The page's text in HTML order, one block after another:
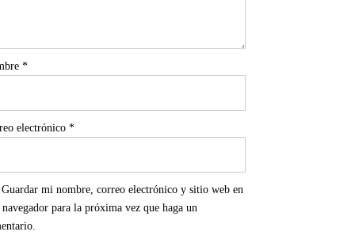
*
electrónico *
Guardar mi nombre, correo electrónico y sitio web en
navegador para la próxima vez que haga un